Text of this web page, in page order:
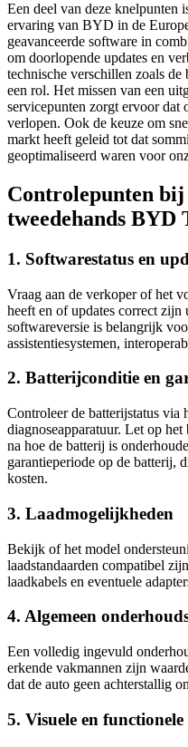
Een deel van deze knelpunten
ervaring van BYD in de
geavanceerde software in
om doorlopende updates en
technische verschillen zoals
een rol. Het missen van een
servicepunten zorgt ervoor dat
verlopen. Ook de keuze om
markt heeft geleid tot dat
geoptimaliseerd waren voor
Controlepunten bij
tweedehands BYD
1. Softwarestatus en
Vraag aan de verkoper of het
heeft en of updates correct zijn
softwareversie is belangrijk
assistentiesystemen,
2. Batterijconditie en
Controleer de batterijstatus via
diagnoseapparatuur. Let op
na hoe de batterij is
garantieperiode op de batterij,
kosten.
3. Laadmogelijkheden
Bekijk of het model
laadstandaarden compatibel
laadkabels en eventuele
4. Algemeen
Een volledig ingevuld
erkende vakmannen zijn
dat de auto geen achterstallig
5. Visuele en functionele